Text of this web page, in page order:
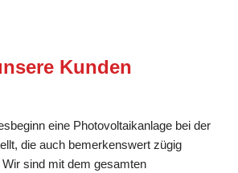
Kunden
eine Photovoltaikanlage bei der
die auch bemerkenswert zügig
sind mit dem gesamten